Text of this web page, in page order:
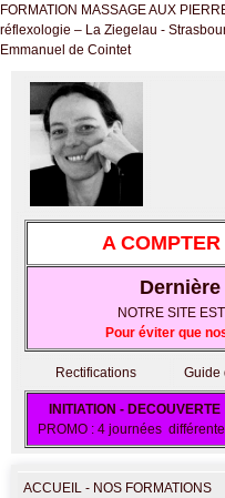
FORMATION MASSAGE AUX
réflexologie – La Ziegelau -
Emmanuel de Cointet
A
NOTRE SITE
Pour éviter que
Rectifications Guide
INITIATION - DECOUVERTE
PROMO : 4 journées
ACCUEIL - NOS FORMATIONS